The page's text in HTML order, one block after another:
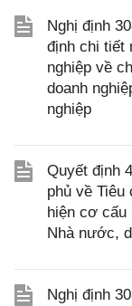
Nghị định
định chi tiết
nghiệp về
doanh
nghiệp
Quyết định
phủ về Tiêu
hiện cơ cấu
Nhà nước,
Nghị định